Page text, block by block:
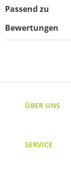
Passend zu
Bewertungen
ÜBER UNS
SERVICE